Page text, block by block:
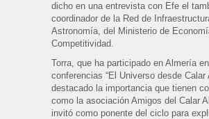
dicho en una entrevista con Efe el
coordinador de la Red de
Astronomía, del Ministerio de
Competitividad.
Torra, que ha participado en Almería
conferencias “El Universo desde Calar
destacado la importancia que tienen
como la asociación Amigos del Calar
invitó como ponente del ciclo para